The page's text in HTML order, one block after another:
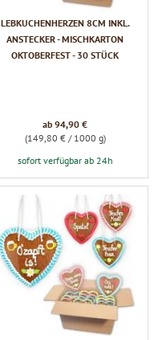
LEBKUCHENHERZEN 8CM INKL.
ANSTECKER - MISCHKARTON
OKTOBERFEST - 30 STÜCK
ab 94,90 €
(149,80 € / 1000 g)
sofort verfügbar ab 24h